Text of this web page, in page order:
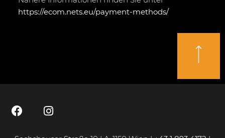
https://ecom.nets.eu/payment-methods/